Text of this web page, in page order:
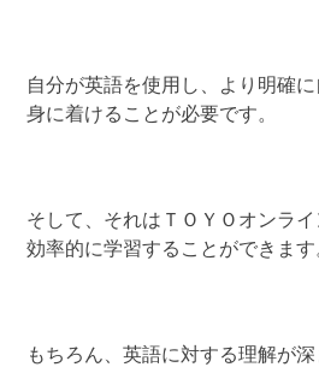
自分が英語を使用し、より明確
身に着けることが必要です。
そして、それはＴＯＹＯオンラ
効率的に学習することができます
もちろん、英語に対する理解が